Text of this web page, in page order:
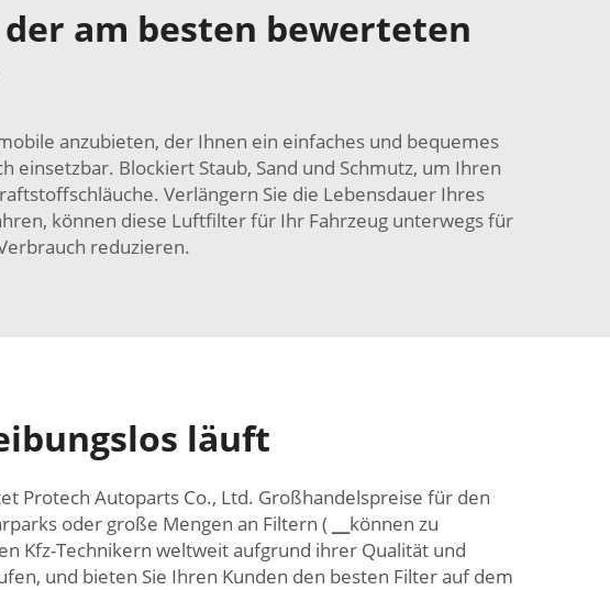
am besten bewerteten
anzubieten, der Ihnen ein einfaches und bequemes
Blockiert Staub, Sand und Schmutz, um Ihren
Verlängern Sie die Lebensdauer Ihres
können diese Luftfilter für Ihr Fahrzeug unterwegs für
reduzieren.
läuft
Protech Autoparts Co., Ltd. Großhandelspreise für den
oder große Mengen an Filtern (
können zu
Kfz-Technikern weltweit aufgrund ihrer Qualität und
und bieten Sie Ihren Kunden den besten Filter auf dem